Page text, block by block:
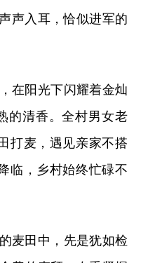
声入耳，恰似进军的
在阳光下闪耀着金灿
的清香。全村男女老
打麦，遇见亲家不搭
临，乡村始终忙碌不
麦田中，先是犹如检